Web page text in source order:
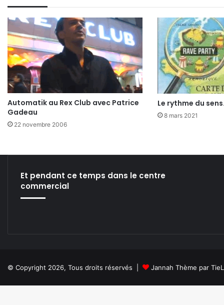
Automatik au Rex Club avec Patrice
Gadeau
22 novembre 2006
Le rythme du
8 mars 2021
Et pendant ce temps dans le centre
commercial
© Copyright 2026, Tous droits réservés | Jannah Thème par